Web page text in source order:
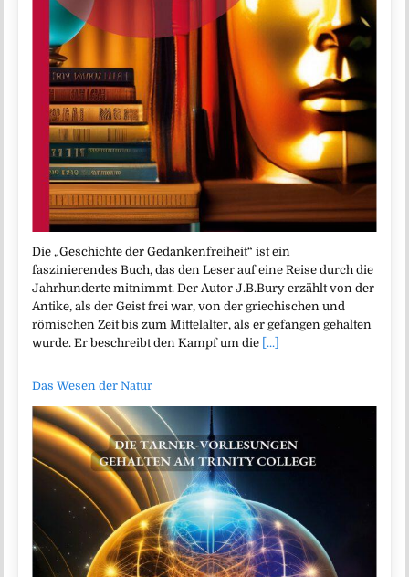
Die „Geschichte der Gedankenfreiheit“ ist ein
faszinierendes Buch, das den Leser auf eine Reise durch die
Jahrhunderte mitnimmt. Der Autor J.B.Bury erzählt von der
Antike, als der Geist frei war, von der griechischen und
römischen Zeit bis zum Mittelalter, als er gefangen gehalten
wurde. Er beschreibt den Kampf um die [...]
Das Wesen der Natur